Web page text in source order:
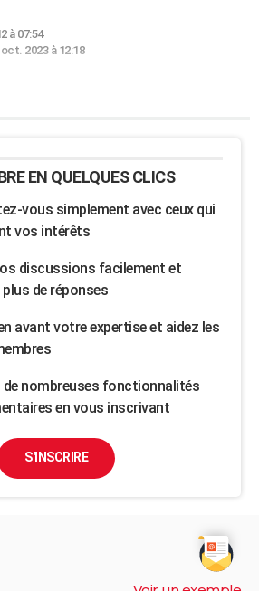
à 07:54
2023 à 12:18
EN QUELQUES CLICS
vous simplement avec ceux qui
vos intérêts
discussions facilement et
de réponses
avant votre expertise et aidez les
nombreuses fonctionnalités
en vous inscrivant
S'INSCRIRE